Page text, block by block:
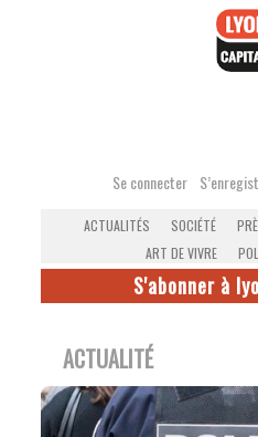
Se connecter
ACTUALITÉS SOCIÉTÉ
ART DE VIVRE
S'abonner à
ACTUALITÉ